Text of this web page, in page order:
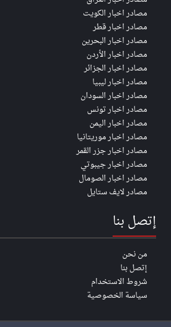
مصادر اخبار الكويت
مصادر اخبار قطر
مصادر اخبار البحرين
مصادر اخبار الأردن
مصادر اخبار الجزائر
مصادر اخبار ليبيا
مصادر اخبار السودان
مصادر اخبار تونس
مصادر اخبار اليمن
مصادر اخبار موريتانيا
مصادر اخبار جزر القمر
مصادر اخبار جيبوتي
مصادر اخبار الصومال
مصادر لايف ستايل
إتصل بنا
من نحن
إتصل بنا
شروط الاستخدام
سياسة الخصوصية